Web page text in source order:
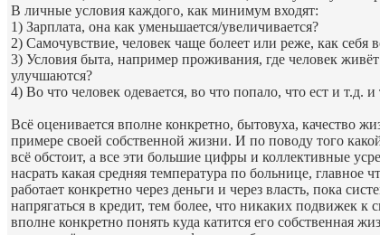
В личные условия каждого, как минимум входят:
1) Зарплата, она как уменьшается/увеличивается?
2) Самочувствие, человек чаще болеет или реже, как себя
3) Условия быта, например проживания, где человек
улучшаются?
4) Во что человек одевается, во что попало, что ест и т.д. и
Всё оценивается вполне конкретно, бытовуха, качество
примере своей собственной жизни. И по поводу того
всё обстоит, а все эти большие цифры и коллективные
насрать какая средняя температура по больнице,
работает конкретно через деньги и через власть, пока
напрягаться в кредит, тем более, что никаких подвижек
вполне конкретно понять куда катится его собственная